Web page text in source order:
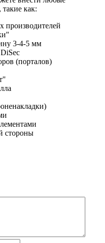
как:
производителей
3-4-5 мм
(порталов)
стороны